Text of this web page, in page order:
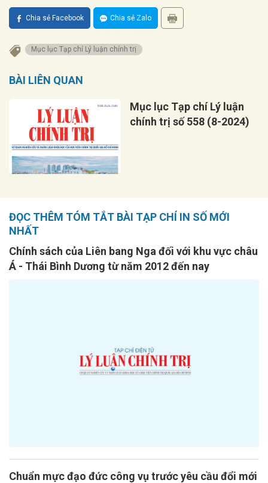
Chia sẻ Facebook Chia sẻ Zalo
Mục lục Tạp chí Lý luận chính trị
BÀI LIÊN QUAN
Mục lục Tạp chí Lý luận
chính trị số 558 (8-2024)
ĐỌC THÊM TÓM TẮT BÀI TẠP CHÍ IN SỐ MỚI
NHẤT
Chính sách của Liên bang Nga đối với khu vực châu
Á - Thái Bình Dương từ năm 2012 đến nay
Chuẩn mực đạo đức công vụ trước yêu cầu đổi mới